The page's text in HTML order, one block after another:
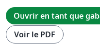
Ouvrir en tant que
Voir le PDF